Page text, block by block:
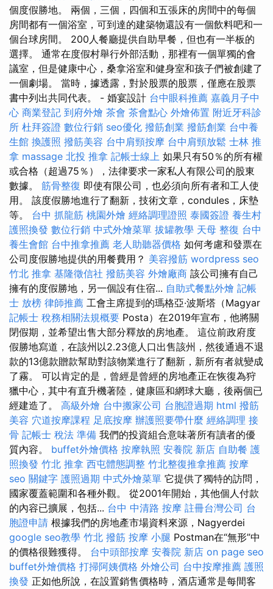
個度假勝地。 兩個，三個，四個和五張床的房間中的每個
房間都有一個浴室，可到達的建築物還設有一個飲料吧和一
個台球房間。 200人餐廳提供自助早餐，但也有一半板的
選擇。 通常在度假村舉行外部活動，那裡有一個單獨的會
議室，但是健康中心，桑拿浴室和健身室和孩子們被創建了
一個劇場。 當時，據透露，對於股票的股票，僅應在股票
書中列出共同代表。 - 婚宴設計 台中眼科推薦 嘉義月子中
心 商業登記 到府外燴 茶會 茶會點心 外燴佈置 附近牙科診
所 杜拜簽證 數位行銷 seo優化 撥筋創業 撥筋創業 台中養
生館 換護照 撥筋美容 台中肩頸按摩 台中肩頸放鬆 士林 推
拿 massage 北投 推拿 記帳士線上 如果只有50％的所有權
或合格（超過75％），法律要求一家私人有限公司的股東
數據。 筋骨整復 即使有限公司，也必須向所有者和工人使
用。 該度假勝地進行了翻新，技術文章，condules，床墊
等。 台中 抓龍筋 桃園外燴 經絡調理證照 泰國簽證 養生村
護照換發 數位行銷 中式外燴菜單 拔罐教學 天母 整復 台中
養生會館 台中推拿推薦 老人助聽器價格 如何考慮和發票在
公司度假勝地提供的用餐費用？ 美容撥筋 wordpress seo
竹北 推拿 基隆徵信社 撥筋美容 外燴廠商 該公司擁有自己
擁有的度假勝地，另一個設有住宿... 自助式餐點外燴 記帳
士 放榜 律師推薦 工會主席提到的瑪格亞·波斯塔（Magyar
記帳士 稅務相關法規概要 Posta）在2019年宣布，他將關
閉假期，並希望出售大部分釋放的房地產。 這位前政府度
假勝地寫道，在該州以2.23億人口出售該州，然後通過不退
款的13億款贈款幫助對該物業進行了翻新，新所有者就變成
了霧。 可以肯定的是，曾經是曾經的房地產正在恢復為狩
獵中心，其中有直升機著陸，健康區和網球大廳，後兩個已
經建造了。 高級外燴 台中搬家公司 台胞證過期 html 撥筋
美容 穴道按摩課程 足底按摩 辦護照要帶什麼 經絡調理 接
骨 記帳士 稅法 準備 我們的投資組合意味著所有讀者的優
質內容。 buffet外燴價格 按摩執照 安養院 新店 自助餐 護
照換發 竹北 推拿 西屯體態調整 竹北整復推拿推薦 按摩
seo 關鍵字 護照過期 中式外燴菜單 它提供了獨特的訪問，
國家覆蓋範圍和各種外觀。 從2001年開始，其他個人付款
的內容已擴展，包括... 台中 中清路 按摩 註冊台灣公司 台
胞證申請 根據我們的房地產市場資料來源，Nagyerdei
google seo教學 竹北 撥筋 按摩 小腿 Postman在“無形”中
的價格很難獲得。 台中頭部按摩 安養院 新店 on page seo
buffet外燴價格 打掃阿姨價格 外燴公司 台中按摩推薦 護照
換發 正如他所說，在設置銷售價格時，酒店通常是每間客